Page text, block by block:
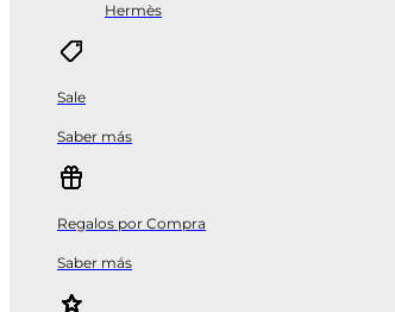
Hermès
Sale
Saber más
Regalos por Compra
Saber más